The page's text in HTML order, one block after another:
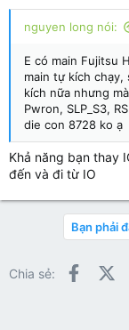
nguyen long nói:
E có main Fujitsu
main tự kích
kích nữa nhưng
Pwron, SLP_S3,
die con 8728 ko ạ
Khả năng bạn thay
đến và đi từ IO
Bạn phải
Chia sẻ: